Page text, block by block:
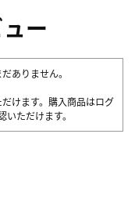
ー
ありません。
けます。購入商品はログ
いただけます。